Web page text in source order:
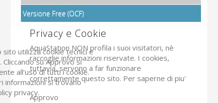
Versione Free (OCF)
Privacy e Cookie
AquaStation NON profila i suoi visitatori, nè
raccoglie informazioni riservate. I cookies,
tuttavia, servono a far funzionare
correttamente questo sito. Per saperne di piu'
Approvo
sito utilizza cookie tecnici e
Cliccando su Approvo si
all’uso di tutti i cookie.
informazioni si trovano
privacy.